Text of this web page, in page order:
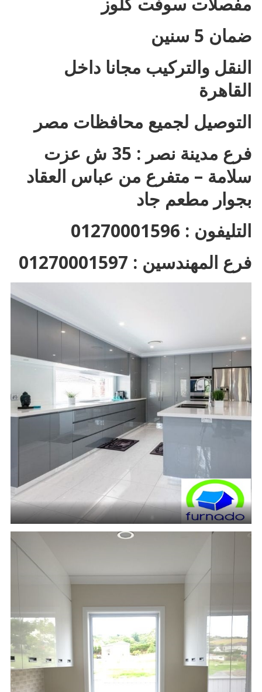
ضمان 5 سنين
النقل والتركيب مجانا داخل
القاهرة
التوصيل لجميع محافظات مصر
فرع مدينة نصر : 35 ش عزت
سلامة – متفرع من عباس العقاد
بجوار مطعم جاد
التليفون : 01270001596
فرع المهندسين : 01270001597